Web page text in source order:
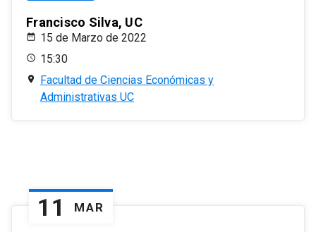
Francisco Silva, UC
15 de Marzo de 2022
15:30
Facultad de Ciencias Económicas y
Administrativas UC
11 MAR